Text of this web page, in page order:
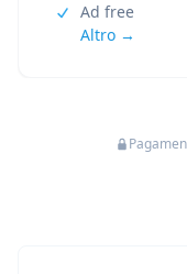
Ad free
Altro →